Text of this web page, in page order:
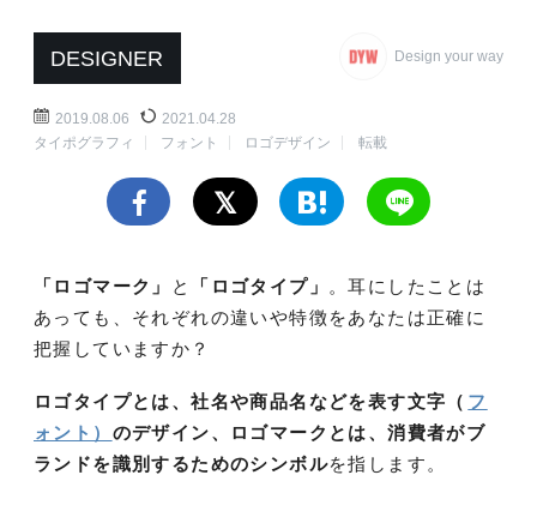
DESIGNER Design your way
2019.08.06
2021.04.28
タイポグラフィ
フォント ロゴデザイン 転載
「ロゴマーク」 と 「ロゴタイプ」
。耳にしたことは
あっても、それぞれの違いや特徴をあなたは正確に
把握していますか？
ロゴタイプとは、社名や商品名などを表す文字（ フ
ォント） のデザイン、ロゴマークとは、消費者がブ
ランドを識別するためのシンボルを指します。